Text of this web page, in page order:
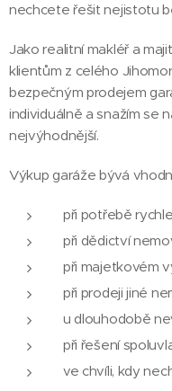
nechcete řešit nejistotu
Jako realitní makléř a
klientům z celého
bezpečným prodejem
individuálně a snažím se
nejvýhodnější.
Výkup garáže bývá
při potřebě
při dědictví
při majetkovém
při prodeji jiné
u dlouhodobě
při řešení
ve chvíli, kdy